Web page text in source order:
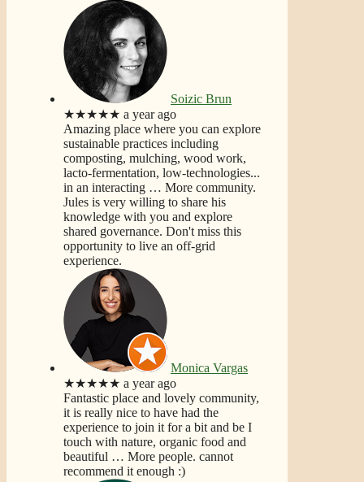
Soizic Brun
★★★★★ a year ago
Amazing place where you can explore
sustainable practices including
composting, mulching, wood work,
lacto-fermentation, low-technologies...
in an interacting … More community.
Jules is very willing to share his
knowledge with you and explore
shared governance. Don't miss this
opportunity to live an off-grid
experience.
Monica Vargas
★★★★★ a year ago
Fantastic place and lovely community,
it is really nice to have had the
experience to join it for a bit and be I
touch with nature, organic food and
beautiful … More people. cannot
recommend it enough :)